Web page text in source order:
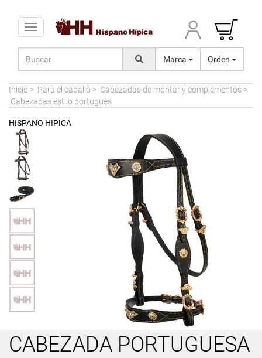
Toggle navigation
Marca Orden
Inicio > Para el caballo > Cabezadas de montar y complementos >
Cabezadas estilo portugués
HISPANO HIPICA
CABEZADA PORTUGUESA